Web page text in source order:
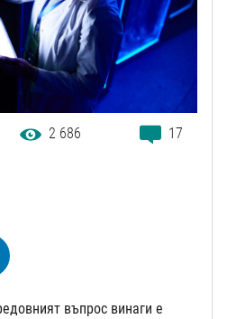
2 686 17
въпрос винаги е